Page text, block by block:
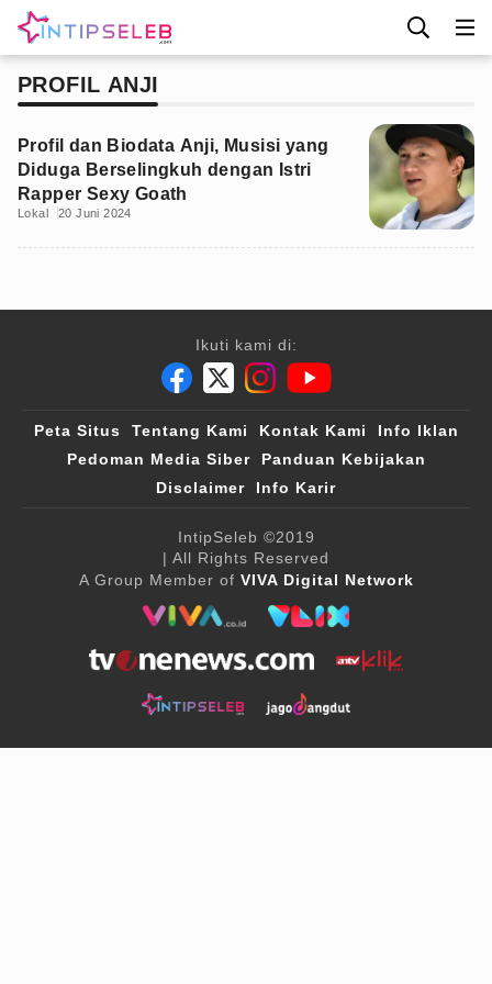
PROFIL ANJI
Profil dan Biodata Anji, Musisi yang
Diduga Berselingkuh dengan Istri
Rapper Sexy Goath
Lokal 20 Juni 2024
Ikuti kami di:
Peta Situs Tentang Kami Kontak Kami
Info Iklan
Pedoman Media Siber
Panduan Kebijakan
Disclaimer
Info Karir
IntipSeleb ©2019
| All Rights Reserved
A Group Member of VIVA Digital Network